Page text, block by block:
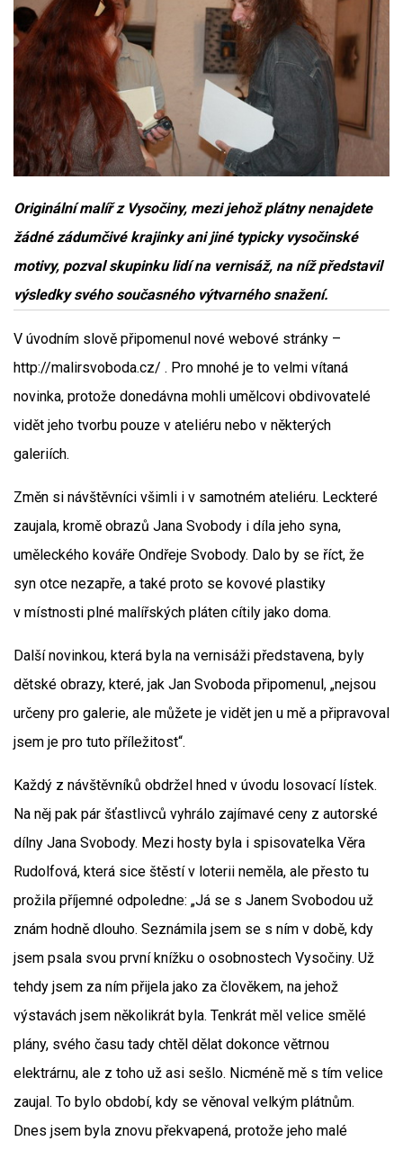
Originální malíř z Vysočiny, mezi jehož plátny nenajdete
žádné zádumčivé krajinky ani jiné typicky vysočinské
motivy, pozval skupinku lidí na vernisáž, na níž představil
výsledky svého současného výtvarného snažení.
V úvodním slově připomenul nové webové stránky –
http://malirsvoboda.cz/ . Pro mnohé je to velmi vítaná
novinka, protože donedávna mohli umělcovi obdivovatelé
vidět jeho tvorbu pouze v ateliéru nebo v některých
galeriích.
Změn si návštěvníci všimli i v samotném ateliéru. Leckteré
zaujala, kromě obrazů Jana Svobody i díla jeho syna,
uměleckého kováře Ondřeje Svobody. Dalo by se říct, že
syn otce nezapře, a také proto se kovové plastiky
v místnosti plné malířských pláten cítily jako doma.
Další novinkou, která byla na vernisáži představena, byly
dětské obrazy, které, jak Jan Svoboda připomenul, „nejsou
určeny pro galerie, ale můžete je vidět jen u mě a připravoval
jsem je pro tuto příležitost“.
Každý z návštěvníků obdržel hned v úvodu losovací lístek.
Na něj pak pár šťastlivců vyhrálo zajímavé ceny z autorské
dílny Jana Svobody. Mezi hosty byla i spisovatelka Věra
Rudolfová, která sice štěstí v loterii neměla, ale přesto tu
prožila příjemné odpoledne: „Já se s Janem Svobodou už
znám hodně dlouho. Seznámila jsem se s ním v době, kdy
jsem psala svou první knížku o osobnostech Vysočiny. Už
tehdy jsem za ním přijela jako za člověkem, na jehož
výstavách jsem několikrát byla. Tenkrát měl velice smělé
plány, svého času tady chtěl dělat dokonce větrnou
elektrárnu, ale z toho už asi sešlo. Nicméně mě s tím velice
zaujal. To bylo období, kdy se věnoval velkým plátnům.
Dnes jsem byla znovu překvapená, protože jeho malé